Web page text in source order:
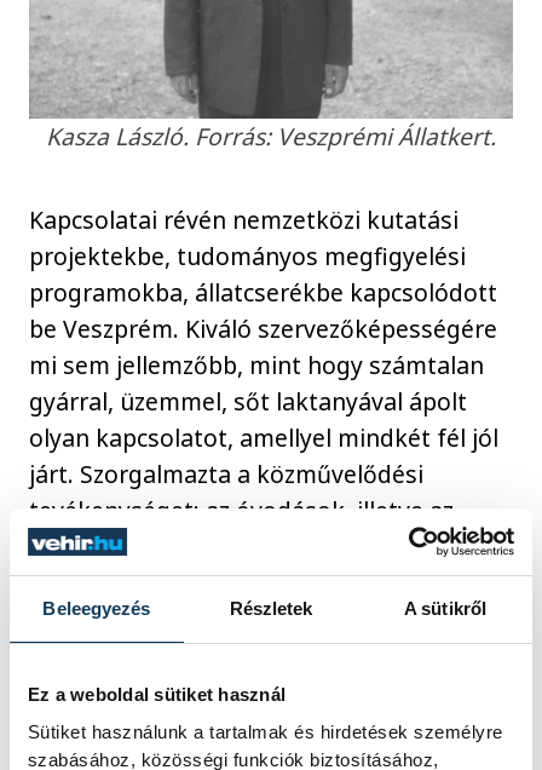
Beleegyezés Részletek A sütikről
Ez a weboldal sütiket használ
Sütiket használunk a tartalmak és hirdetések személyre
szabásához, közösségi funkciók biztosításához,
Kasza László. Forrás: Veszprémi Állatkert.
Kapcsolatai révén nemzetközi kutatási
projektekbe, tudományos megfigyelési
programokba, állatcserékbe kapcsolódott
be Veszprém. Kiváló szervezőképességére
mi sem jellemzőbb, mint hogy számtalan
gyárral, üzemmel, sőt laktanyával ápolt
olyan kapcsolatot, amellyel mindkét fél jól
járt. Szorgalmazta a közművelődési
tevékenységet: az óvodások, illetve az
általános és középiskolák diáksága
rendszeres látogatója volt az állatkertnek,
és szabadegyetemi előadássorozatot is
szerveztek a Tudományos Ismeretterjesztő
Társaságon keresztül. Gyerekek több
nemzedéke tanulta meg tőle az állatok